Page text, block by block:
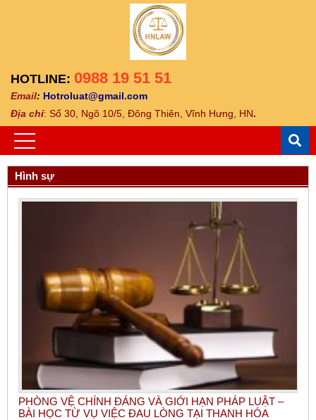
HOTLINE: 0988 19 51 51
Email: Hotroluat@gmail.com
Địa chỉ: Số 30, Ngõ 10/5, Đông Thiên, Vĩnh Hưng, HN.
Hình sự
PHÒNG VỆ CHÍNH ĐÁNG VÀ GIỚI HẠN PHÁP LUẬT –
BÀI HỌC TỪ VỤ VIỆC ĐAU LÒNG TẠI THANH HÓA